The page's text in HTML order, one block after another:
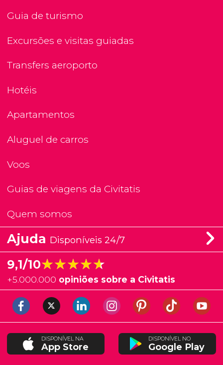
Guia de turismo
Excursões e visitas guiadas
Transfers aeroporto
Hotéis
Apartamentos
Aluguel de carros
Voos
Guias de viagens da Civitatis
Quem somos
Ajuda Disponíveis 24/7
9,1/10★★★★★
★★★★★
+5.000.000 opiniões sobre a Civitatis
DISPONÍVEL NA
App Store
DISPONÍVEL NO
Google Play